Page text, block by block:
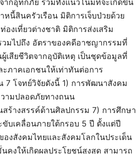
ากอุทกภัย รวมทั้งแนวโน้มที่จะเกิดขึ้น
นี้สินครัวเรือน มิติการเจ็บป่วยด้วย
องเที่ยวต่างชาติ มิติการส่งเสริม
มไปถึง อัตราของคดีอาชญากรรมที่
เสียชีวิตจากอุบัติเหตุ เป็นชุดข้อมูลที่
ภาคเอกชนให้เท่าทันต่อการ
7 โจทย์วิจัยดังนี้ 1) การพัฒนาสังคม
ามปลอดภัยทางถนน
ร้างสรรค์ด้านศิลปกรรม 7) การศึกษา
บเคลื่อนภายใต้กรอบ 5 ปี ตั้งแต่ปี
องสังคมไทยและสังคมโลกในประเด็น
งให้เกิดผลประโยชน์สูงสุด สามารถ